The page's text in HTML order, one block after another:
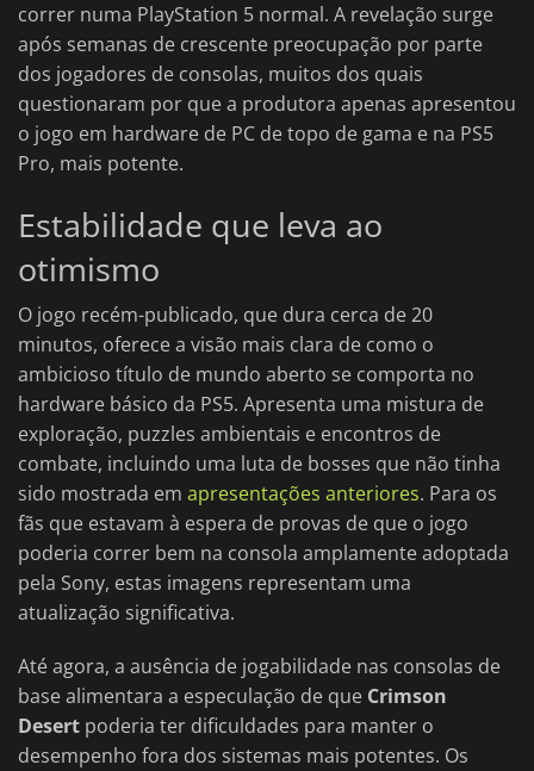
correr numa PlayStation 5 normal. A revelação surge
após semanas de crescente preocupação por parte
dos jogadores de consolas, muitos dos quais
questionaram por que a produtora apenas apresentou
o jogo em hardware de PC de topo de gama e na PS5
Pro, mais potente.
Estabilidade que leva ao
otimismo
O jogo recém-publicado, que dura cerca de 20
minutos, oferece a visão mais clara de como o
ambicioso título de mundo aberto se comporta no
hardware básico da PS5. Apresenta uma mistura de
exploração, puzzles ambientais e encontros de
combate, incluindo uma luta de bosses que não tinha
sido mostrada em apresentações anteriores. Para os
fãs que estavam à espera de provas de que o jogo
poderia correr bem na consola amplamente adoptada
pela Sony, estas imagens representam uma
atualização significativa.
Até agora, a ausência de jogabilidade nas consolas de
base alimentara a especulação de que Crimson
Desert poderia ter dificuldades para manter o
desempenho fora dos sistemas mais potentes. Os